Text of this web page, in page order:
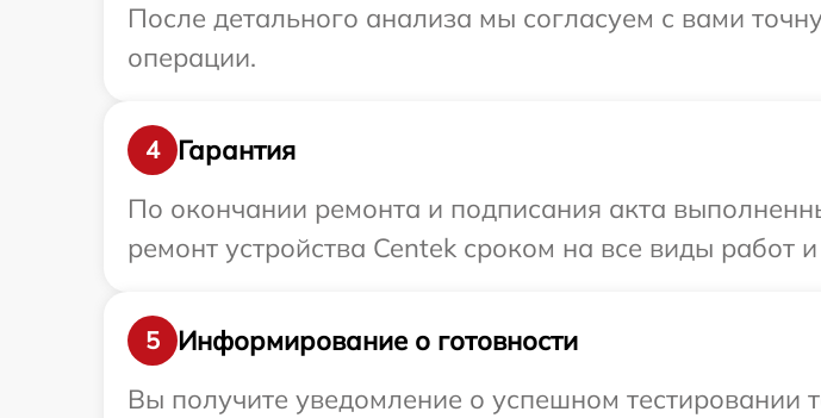
После детального анализа мы согласуем с вами
операции.
4
Гарантия
По окончании ремонта и подписания акта
ремонт устройства Centek сроком на все виды работ и
5
Информирование о готовности
Вы получите уведомление о успешном тестировании